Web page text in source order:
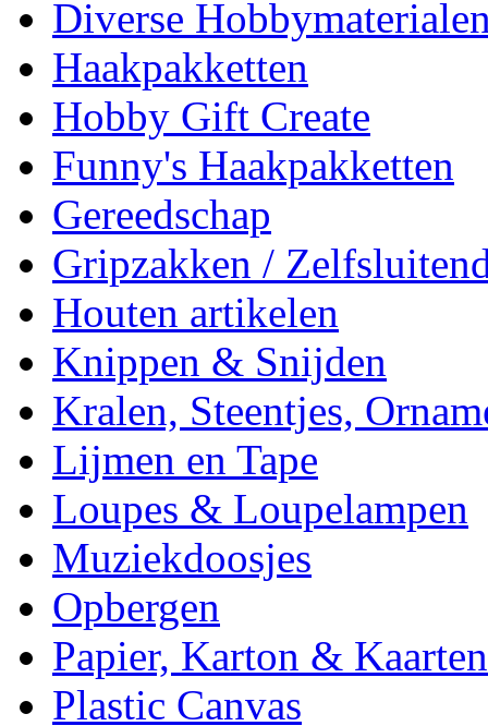
Diverse
Haakpakketten
Hobby Gift Create
Funny's Haakpakketten
Gereedschap
Gripzakken /
Houten artikelen
Knippen & Snijden
Kralen, Steentjes,
Lijmen en Tape
Loupes & Loupelampen
Muziekdoosjes
Opbergen
Papier, Karton & Kaarten
Plastic Canvas